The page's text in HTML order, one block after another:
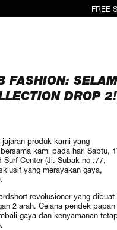
FREE
FASHION:
DROP 2!
produk kami yang
kami pada hari Sabtu,
Center (Jl. Subak no .77,
yang merayakan gaya,
revolusioner yang dibuat
2 arah. Celana pendek papan
gaya dan kenyamanan